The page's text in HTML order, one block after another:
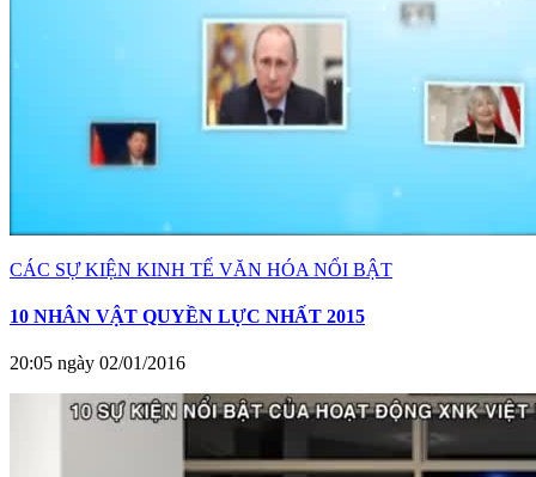
CÁC SỰ KIỆN KINH TẾ VĂN HÓA NỔI BẬT
10 NHÂN VẬT QUYỀN LỰC NHẤT 2015
20:05 ngày 02/01/2016